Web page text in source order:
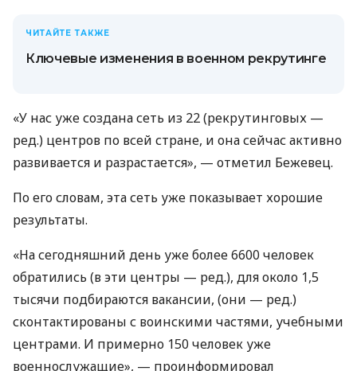
ЧИТАЙТЕ ТАКЖЕ
Ключевые изменения в военном рекрутинге
«У нас уже создана сеть из 22 (рекрутинговых —
ред.) центров по всей стране, и она сейчас активно
развивается и разрастается», — отметил Бежевец.
По его словам, эта сеть уже показывает хорошие
результаты.
«На сегодняшний день уже более 6600 человек
обратились (в эти центры — ред.), для около 1,5
тысячи подбираются вакансии, (они — ред.)
сконтактированы с воинскими частями, учебными
центрами. И примерно 150 человек уже
военнослужащие», — проинформировал